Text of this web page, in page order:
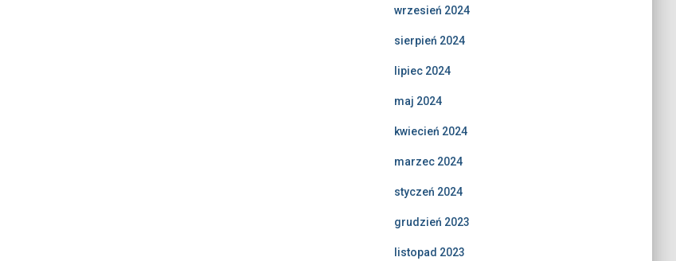
wrzesień 2024
sierpień 2024
lipiec 2024
maj 2024
kwiecień 2024
marzec 2024
styczeń 2024
grudzień 2023
listopad 2023